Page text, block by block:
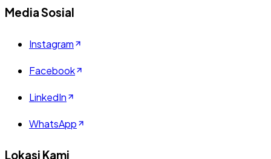
Media Sosial
Instagram
Facebook
LinkedIn
WhatsApp
Lokasi Kami